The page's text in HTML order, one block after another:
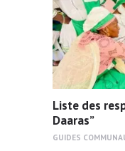
Liste des
Daaras”
GUIDES